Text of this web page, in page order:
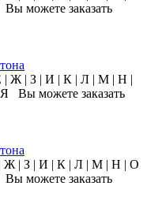
можете заказать
| Ж | З | И | К | Л | М | Н |
можете заказать
| Ж | З | И | К | Л | М | Н | О
можете заказать